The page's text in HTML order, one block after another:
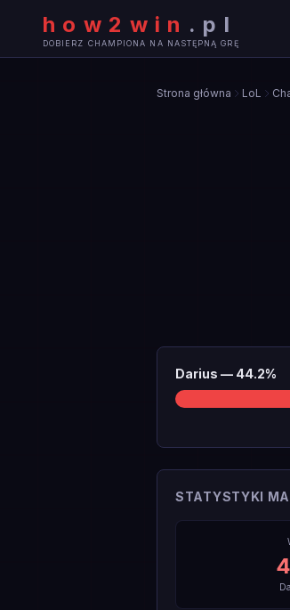
how2win . pl
DOBIERZ CHAMPIONA NA NASTĘPNĄ GRĘ
Strona główna LoL
Darius — 44.2%
STATYSTYKI